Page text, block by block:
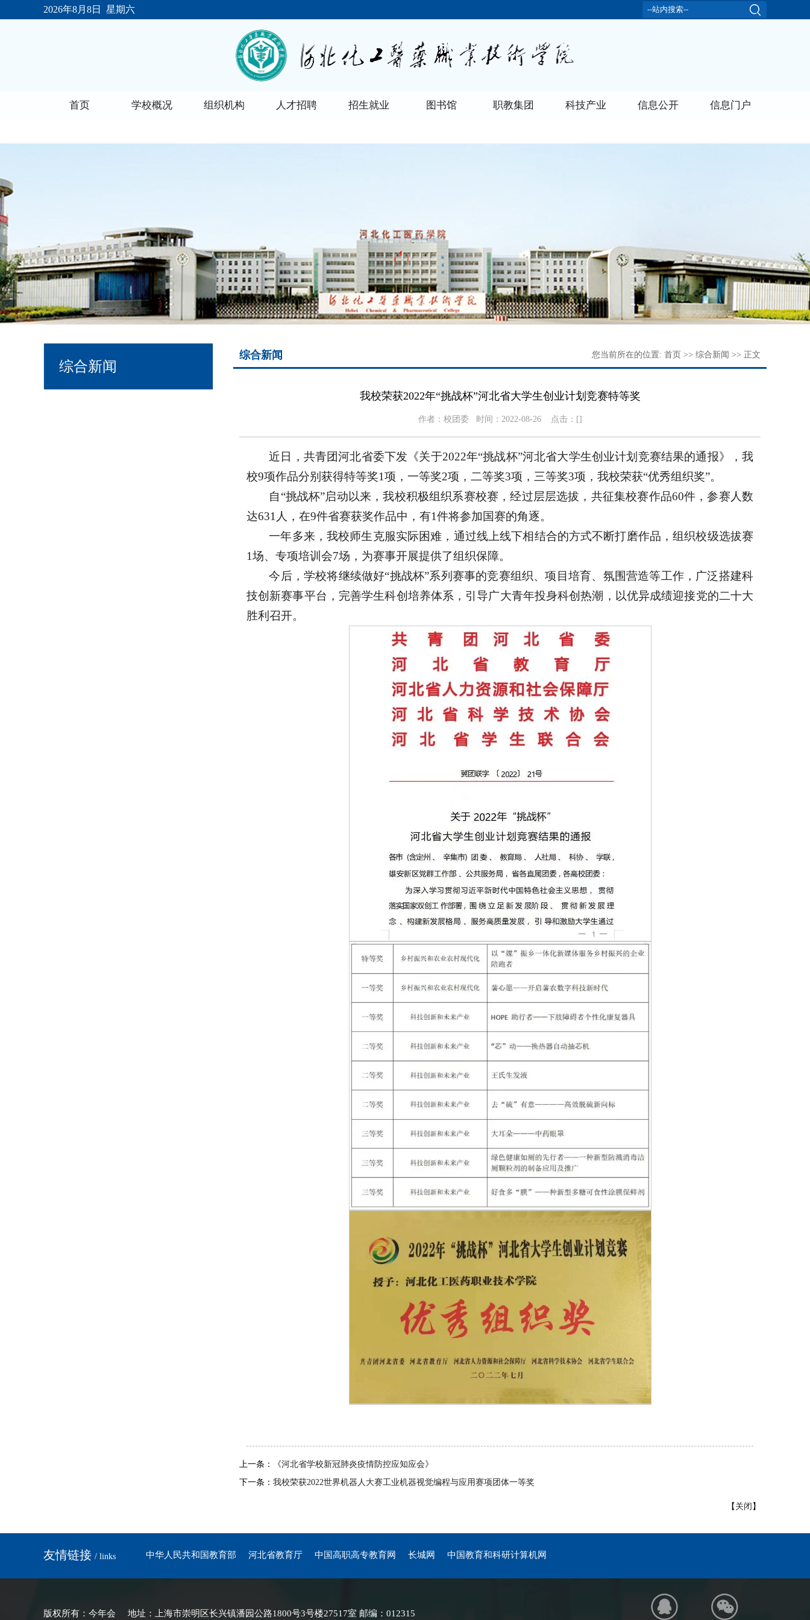
今年会2026年8月8日 星期六
首页 学校概况 组织机构 人才招聘 招生就业 图书馆 职教集团 科技产业 信息公开 信息门户
综合新闻
综合新闻 您当前所在的位置: 首页 >> 综合新闻 >> 正文
我校荣获2022年“挑战杯”河北省大学生创业计划竞赛特等奖
作者：校团委 时间：2022-08-26 点击：[]
近日，共青团河北省委下发《关于2022年“挑战杯”河北省大学生创业计划竞赛结果的通报》，我
校9项作品分别获得特等奖1项，一等奖2项，二等奖3项，三等奖3项，我校荣获“优秀组织奖”。
自“挑战杯”启动以来，我校积极组织系赛校赛，经过层层选拔，共征集校赛作品60件，参赛人数
达631人，在9件省赛获奖作品中，有1件将参加国赛的角逐。
一年多来，我校师生克服实际困难，通过线上线下相结合的方式不断打磨作品，组织校级选拔赛
1场、专项培训会7场，为赛事开展提供了组织保障。
今后，学校将继续做好“挑战杯”系列赛事的竞赛组织、项目培育、氛围营造等工作，广泛搭建科
技创新赛事平台，完善学生科创培养体系，引导广大青年投身科创热潮，以优异成绩迎接党的二十大
胜利召开。
上一条：
《河北省学校新冠肺炎疫情防控应知应会》
下一条： 我校荣获2022世界机器人大赛工业机器视觉编程与应用赛项团体一等奖
【 关闭 】
友情链接 / links 中华人民共和国教育部 河北省教育厅 中国高职高专教育网 长城网 中国教育和科研计算机网
版权所有：今年会 地址：上海市崇明区长兴镇潘园公路1800号3号楼27517室 邮编：012315